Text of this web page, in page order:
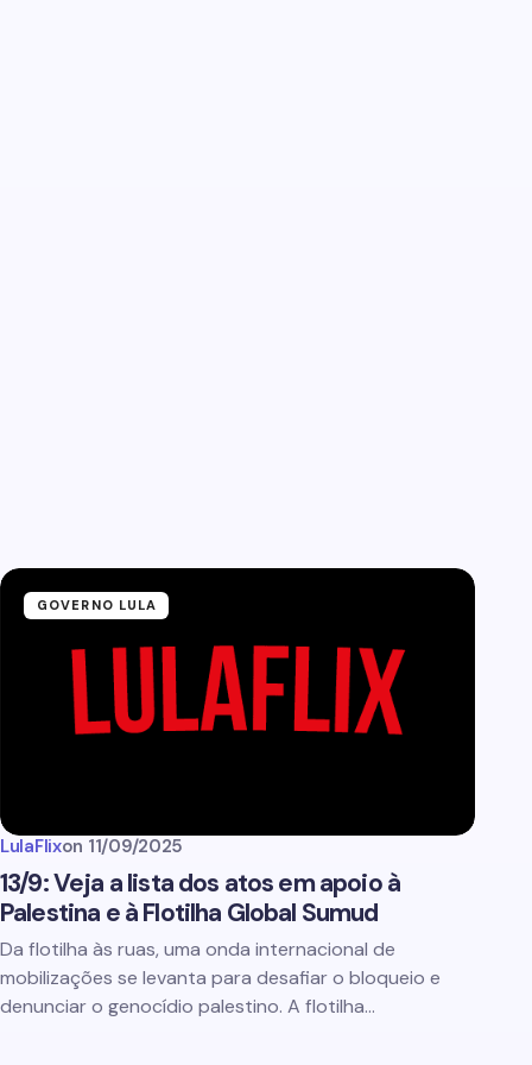
GOVERNO LULA
LulaFlixon 11/09/2025
13/9: Veja a lista dos atos em apoio à
Palestina e à Flotilha Global Sumud
Da flotilha às ruas, uma onda internacional de
mobilizações se levanta para desafiar o bloqueio e
denunciar o genocídio palestino. A flotilha…